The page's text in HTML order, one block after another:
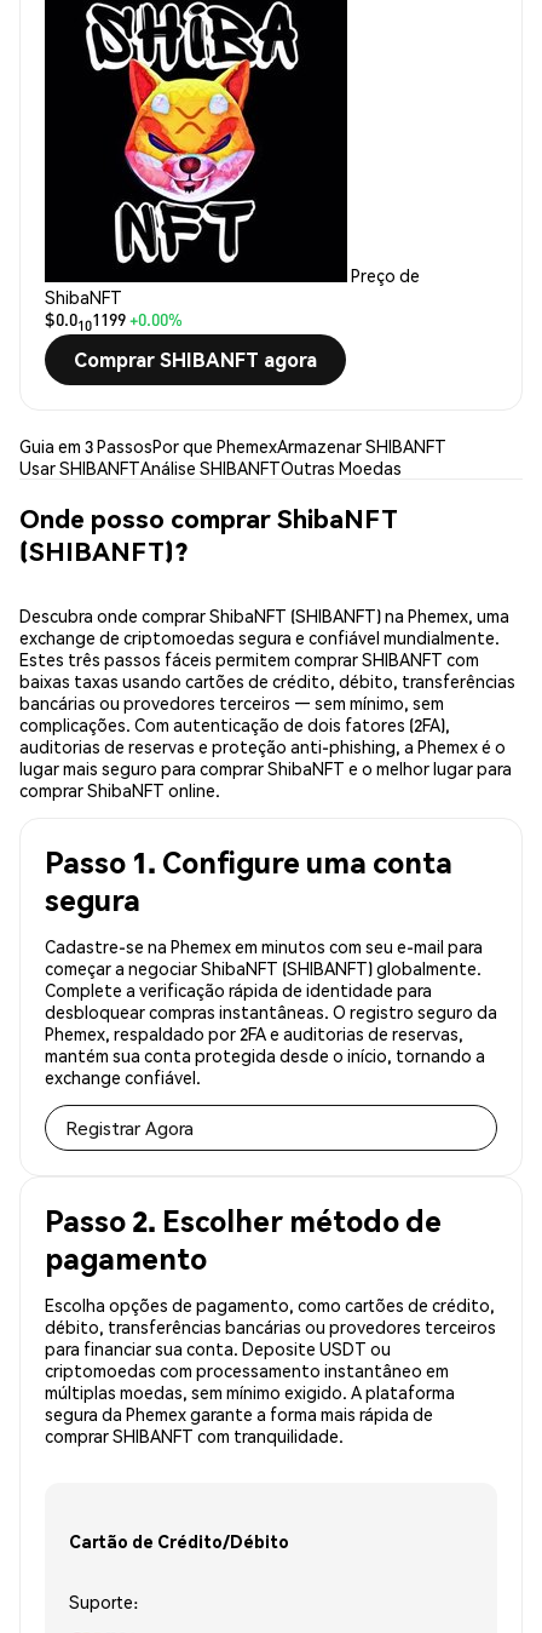
Preço de
ShibaNFT
$0.0101199+0.00%
Comprar SHIBANFT agora
Guia em 3 PassosPor que PhemexArmazenar SHIBANFT
Usar SHIBANFTAnálise SHIBANFTOutras Moedas
Onde posso comprar ShibaNFT
(SHIBANFT)?
Descubra onde comprar ShibaNFT (SHIBANFT) na Phemex, uma
exchange de criptomoedas segura e confiável mundialmente.
Estes três passos fáceis permitem comprar SHIBANFT com
baixas taxas usando cartões de crédito, débito, transferências
bancárias ou provedores terceiros — sem mínimo, sem
complicações. Com autenticação de dois fatores (2FA),
auditorias de reservas e proteção anti-phishing, a Phemex é o
lugar mais seguro para comprar ShibaNFT e o melhor lugar para
comprar ShibaNFT online.
Passo 1. Configure uma conta
segura
Cadastre-se na Phemex em minutos com seu e-mail para
começar a negociar ShibaNFT (SHIBANFT) globalmente.
Complete a verificação rápida de identidade para
desbloquear compras instantâneas. O registro seguro da
Phemex, respaldado por 2FA e auditorias de reservas,
mantém sua conta protegida desde o início, tornando a
exchange confiável.
Registrar Agora
Passo 2. Escolher método de
pagamento
Escolha opções de pagamento, como cartões de crédito,
débito, transferências bancárias ou provedores terceiros
para financiar sua conta. Deposite USDT ou
criptomoedas com processamento instantâneo em
múltiplas moedas, sem mínimo exigido. A plataforma
segura da Phemex garante a forma mais rápida de
comprar SHIBANFT com tranquilidade.
Cartão de Crédito/Débito
Suporte: